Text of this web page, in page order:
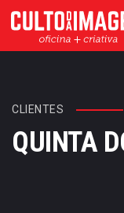
CLIENTES
QUINTA